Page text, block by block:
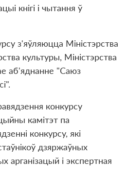
кнiгi i чытання ў
з'яўляюцца Мiнiстэрства
культуры, Мiнiстэрства
аб'яднанне "Саюз
конкурсу
камiтэт па
конкурсу, якi
дзяржаўных
арганiзацый і экспертная